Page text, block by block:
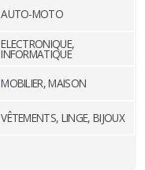
AUTO-MOTO
ELECTRONIQUE,
INFORMATIQUE
MOBILIER, MAISON
VÊTEMENTS, LINGE, BIJOUX